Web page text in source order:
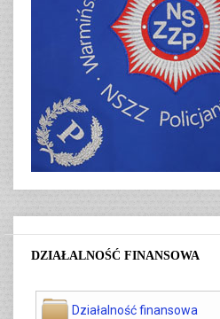
DZIAŁALNOŚĆ FINANSOWA
Działalność finansowa